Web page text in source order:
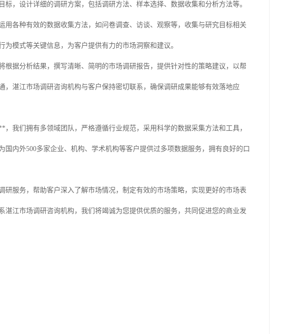
，设计详细的调研方案，包括调研方法、样本选择、数据收集和分析方法等。
各种有效的数据收集方法，如问卷调查、访谈、观察等，收集与研究目标相关
模式等关键信息，为客户提供有力的市场洞察和建议。
据分析结果，撰写清晰、简明的市场调研报告，提供针对性的策略建议，以帮
湛江市场调研咨询机构与客户保持密切联系，确保调研成果能够有效落地应
我们拥有多领域团队，严格遵循行业规范，采用科学的数据采集方法和工具，
内外500多家企业、机构、学术机构等客户提供过多项数据服务，拥有良好的口
服务，帮助客户深入了解市场情况，制定有效的市场策略，实现更好的市场表
江市场调研咨询机构，我们将竭诚为您提供优质的服务，共同促进您的商业发